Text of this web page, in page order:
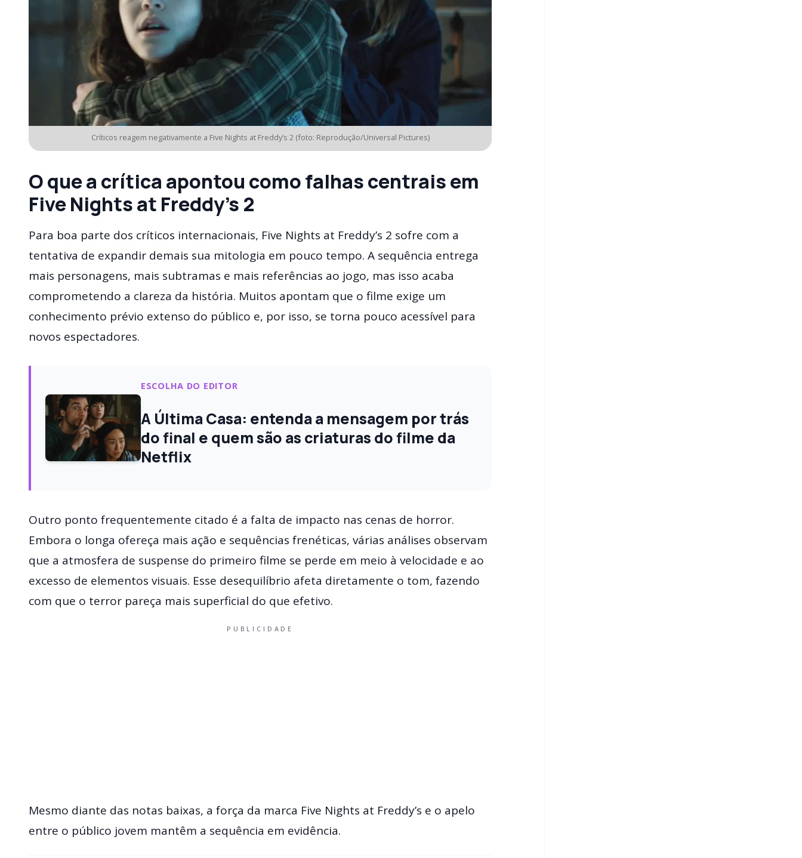
Críticos reagem negativamente a Five Nights at Freddy’s 2 (foto: Reprodução/Universal Pictures)
O que a crítica apontou como falhas centrais em
Five Nights at Freddy’s 2
Para boa parte dos críticos internacionais, Five Nights at Freddy’s 2 sofre com a
tentativa de expandir demais sua mitologia em pouco tempo. A sequência entrega
mais personagens, mais subtramas e mais referências ao jogo, mas isso acaba
comprometendo a clareza da história. Muitos apontam que o filme exige um
conhecimento prévio extenso do público e, por isso, se torna pouco acessível para
novos espectadores.
ESCOLHA DO EDITOR
A Última Casa: entenda a mensagem por trás
do final e quem são as criaturas do filme da
Netflix
Outro ponto frequentemente citado é a falta de impacto nas cenas de horror.
Embora o longa ofereça mais ação e sequências frenéticas, várias análises observam
que a atmosfera de suspense do primeiro filme se perde em meio à velocidade e ao
excesso de elementos visuais. Esse desequilíbrio afeta diretamente o tom, fazendo
com que o terror pareça mais superficial do que efetivo.
PUBLICIDADE
Mesmo diante das notas baixas, a força da marca Five Nights at Freddy’s e o apelo
entre o público jovem mantêm a sequência em evidência.